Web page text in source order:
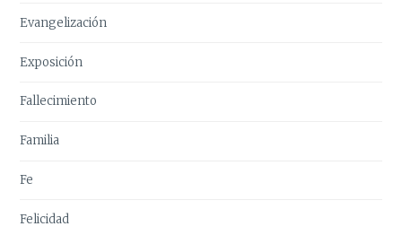
Evangelización
Exposición
Fallecimiento
Familia
Fe
Felicidad